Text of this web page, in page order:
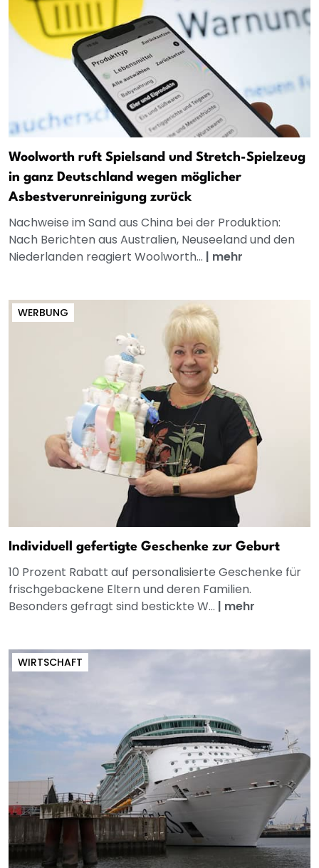
Woolworth ruft Spielsand und Stretch-Spielzeug
in ganz Deutschland wegen möglicher
Asbestverunreinigung zurück
Nachweise im Sand aus China bei der Produktion:
Nach Berichten aus Australien, Neuseeland und den
Niederlanden reagiert Woolworth... | mehr
WERBUNG
Individuell gefertigte Geschenke zur Geburt
10 Prozent Rabatt auf personalisierte Geschenke für
frischgebackene Eltern und deren Familien.
Besonders gefragt sind bestickte W... | mehr
WIRTSCHAFT